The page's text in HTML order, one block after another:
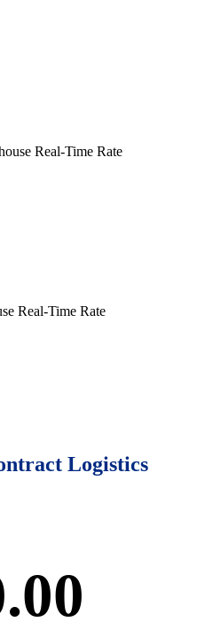
Real-Time Rate
Real-Time Rate
Logistics
.00